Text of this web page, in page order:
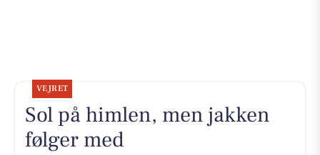
VEJRET
Sol på himlen, men jakken
følger med